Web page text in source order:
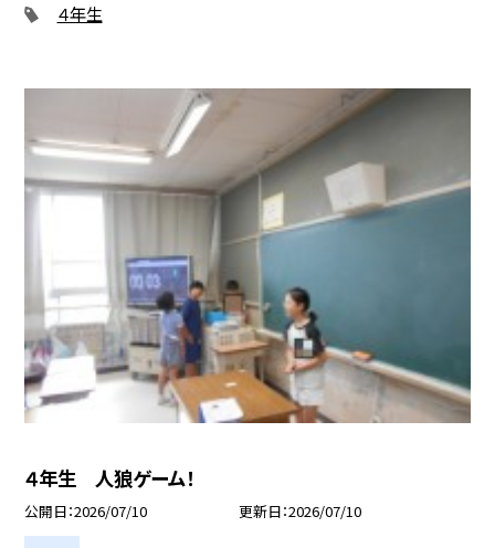
４年生
４年生 人狼ゲーム！
公開日 2026/07/10 更新日 2026/07/10